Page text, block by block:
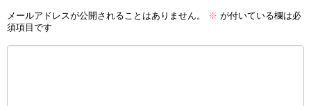
メールアドレスが公開されることはありません。 ※ が付いている欄は必
須項目です